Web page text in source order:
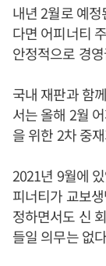
내년 2월로 예
다면 어피너티
안정적으로 경
국내 재판과 함
서는 올해 2월
을 위한 2차 중
2021년 9월에
피너티가 교보
정하면서도 신
들일 의무는 없